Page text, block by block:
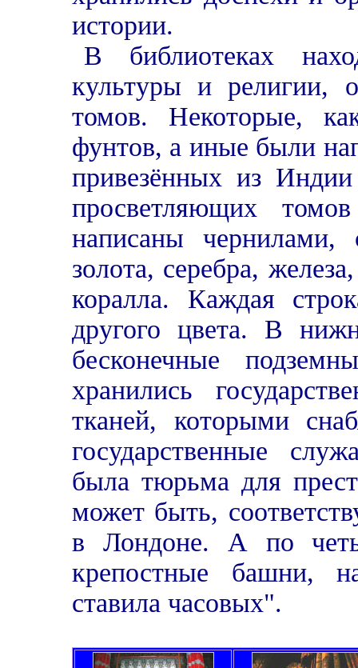
истории.
В библиотеках
культуры и религии,
томов. Некоторые,
фунтов, а иные были
привезённых из
просветляющих
написаны чернилами,
золота, серебра,
коралла. Каждая
другого цвета. В
бесконечные
хранились
тканей, которыми
государственные
была тюрьма для
может быть,
в Лондоне. А по
крепостные башни,
ставила часовых".